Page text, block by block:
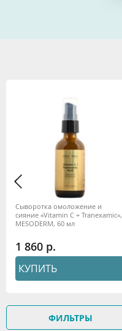
Сыворотка омоложение и
сияние «Vitamin C + Tranexamic»,
MESODERM, 60 мл
1 860
КУПИТЬ
ФИЛЬТРЫ